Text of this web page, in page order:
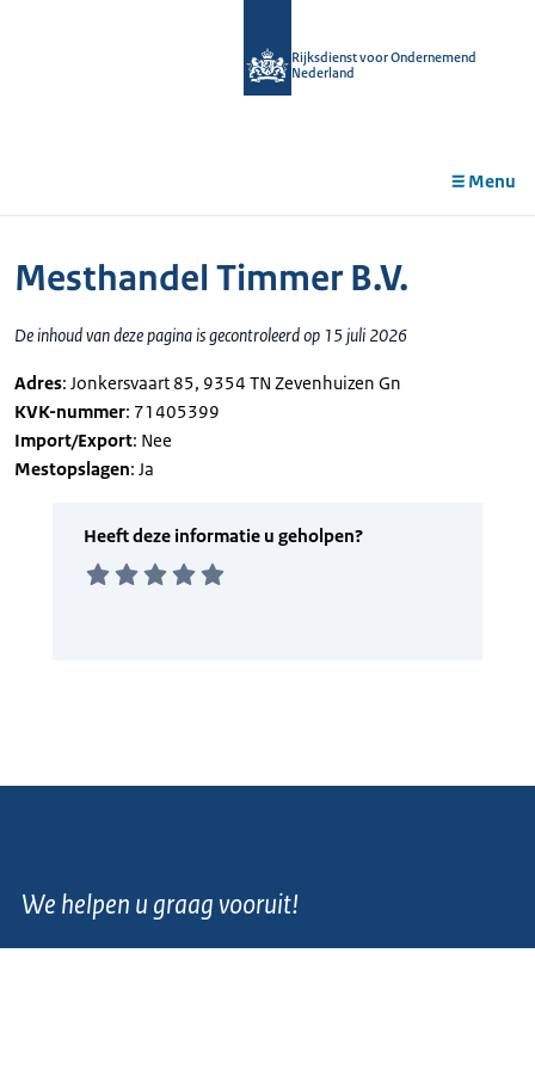
Rijksdienst voor Ondernemend
Nederland
Menu
Mesthandel Timmer B.V.
De inhoud van deze pagina is gecontroleerd op 15 juli 2026
Adres: Jonkersvaart 85, 9354 TN Zevenhuizen Gn
KVK-nummer: 71405399
Import/Export: Nee
Mestopslagen: Ja
We helpen u graag vooruit!